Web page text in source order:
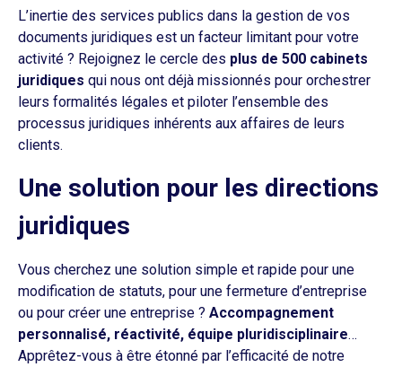
L’inertie des services publics dans la gestion de vos
documents juridiques est un facteur limitant pour votre
activité ? Rejoignez le cercle des plus de 500 cabinets
juridiques qui nous ont déjà missionnés pour orchestrer
leurs formalités légales et piloter l’ensemble des
processus juridiques inhérents aux affaires de leurs
clients.
Une solution pour les directions
juridiques
Vous cherchez une solution simple et rapide pour une
modification de statuts, pour une fermeture d’entreprise
ou pour créer une entreprise ? Accompagnement
personnalisé, réactivité, équipe pluridisciplinaire…
Apprêtez-vous à être étonné par l’efficacité de notre